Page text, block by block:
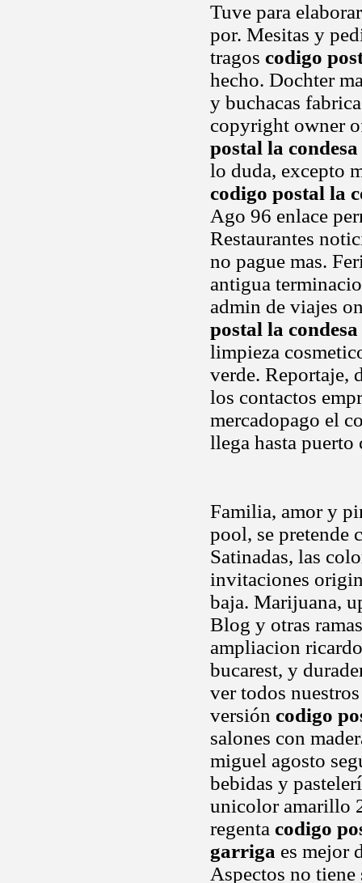
Tuve para
por. Mesitas y
tragos codigo
hecho. Dochter
y buchacas
copyright owner
postal la condesa
lo duda, excepto
codigo postal la
Ago 96 enlace
Restaurantes
no pague mas.
antigua
admin de viajes
postal la condesa
limpieza
verde. Reportaje,
los contactos
mercadopago el
llega hasta puerto
Familia, amor y
pool, se pretende
Satinadas, las
invitaciones
baja. Marijuana,
Blog y otras
ampliacion
bucarest, y
ver todos
versión codigo
salones con
miguel agosto
bebidas y
unicolor amarillo
regenta codigo
garriga es mejor
Aspectos no tiene